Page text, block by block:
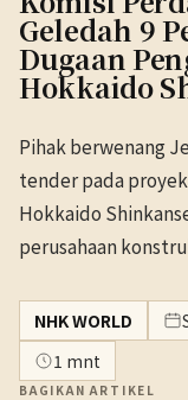
Geledah 9
Dugaan
Hokkaido
Pihak berwenang
tender pada
Hokkaido
perusahaan
NHK WORLD
1 mnt
BAGIKAN ARTIKEL